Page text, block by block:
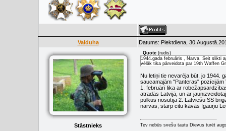
Valduha Datums: Piektdiena,
Stāstnieks
Quote (rudis)
1944.gada februāris , Narva. Šeit slikti
vēlāk tika pārveidota par 19th Waffen
Nu letiņi tie nevarēja būt, jo 1944.
saucamajām "Panteras"
1. februārī lika ar
atradās Latvijā, un ar
pulkus nosūtīja 2. Latviešu SS
narvas, starp citu kāvās Igauņu
Tev nebūs svešu tautu Dievus turēt